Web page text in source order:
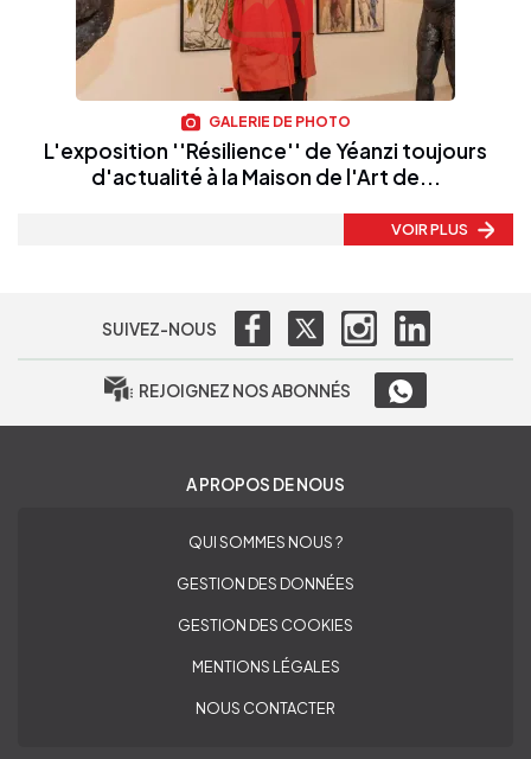
GALERIE DE PHOTO
L'exposition ''Résilience'' de Yéanzi toujours
d'actualité à la Maison de l'Art de...
VOIR PLUS
SUIVEZ-NOUS
REJOIGNEZ NOS ABONNÉS
A PROPOS DE NOUS
QUI SOMMES NOUS ?
GESTION DES DONNÉES
GESTION DES COOKIES
MENTIONS LÉGALES
NOUS CONTACTER